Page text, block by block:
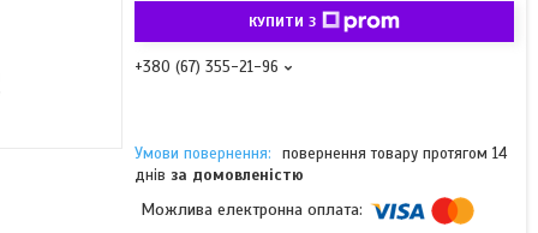
КУПИТИ З
+380 (67) 355-21-96
повернення товару протягом 14
днів за домовленістю